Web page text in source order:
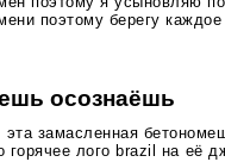
поэтому берегу
осознаёшь
замасленная
лого brazil на её